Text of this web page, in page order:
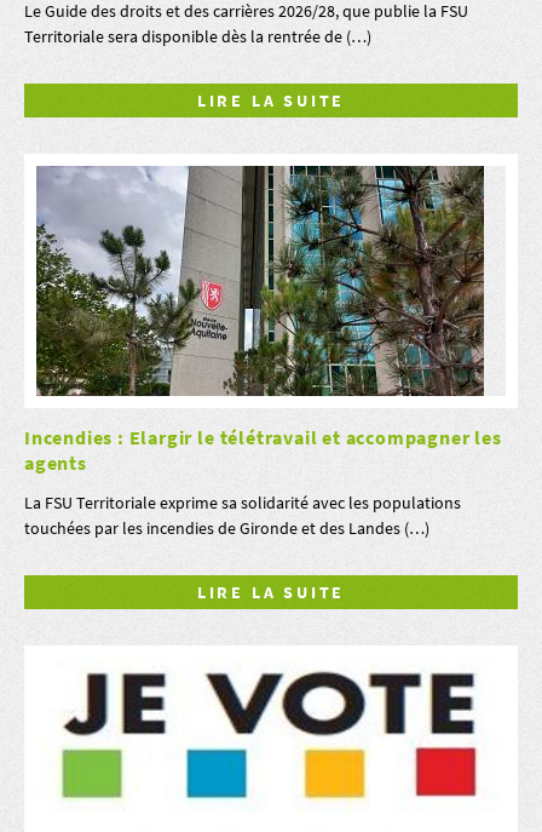
Le Guide des droits et des carrières 2026/28, que publie la FSU
Territoriale sera disponible dès la rentrée de (…)
LIRE LA SUITE
Incendies : Elargir le télétravail et accompagner les
agents
La FSU Territoriale exprime sa solidarité avec les populations
touchées par les incendies de Gironde et des Landes (…)
LIRE LA SUITE